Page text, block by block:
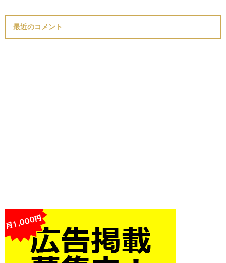
最近のコメント